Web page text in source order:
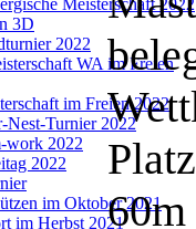
Meisterschaft 2022
3D
2022
WA im Freien
im Freien 2022
Nest-Turnier 2022
work 2022
2022
im Oktober 2021
im Herbst 2021